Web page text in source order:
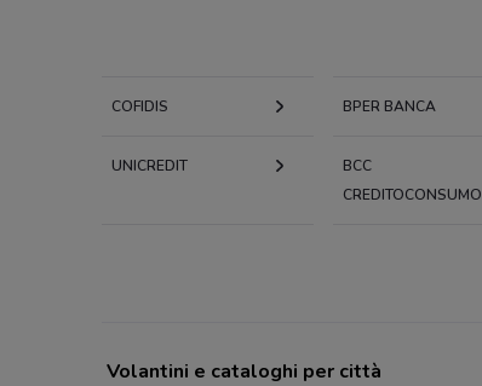
COFIDIS BPER BANCA
UNICREDIT
BCC
CREDITOCONSUMO
Volantini e cataloghi per città